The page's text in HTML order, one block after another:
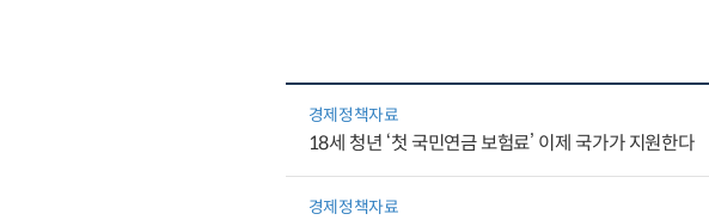
경제정책자료
18세 청년 ‘첫 국민연금 보험료’ 이제 국가가 지원한다
경제정책자료